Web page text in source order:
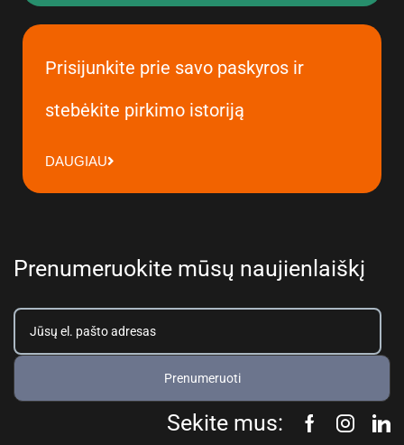
Prisijunkite prie savo paskyros ir
stebėkite pirkimo istoriją
DAUGIAU
Prenumeruokite mūsų naujienlaiškį
Prenumeruoti
Sekite mus: